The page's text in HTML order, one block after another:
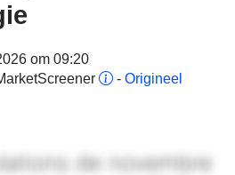
om 09:20
- Origineel